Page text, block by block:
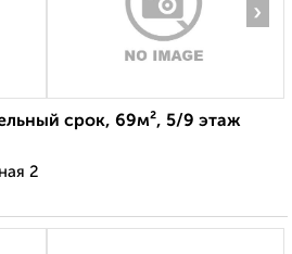
›
срок, 69м², 5/9 этаж
2